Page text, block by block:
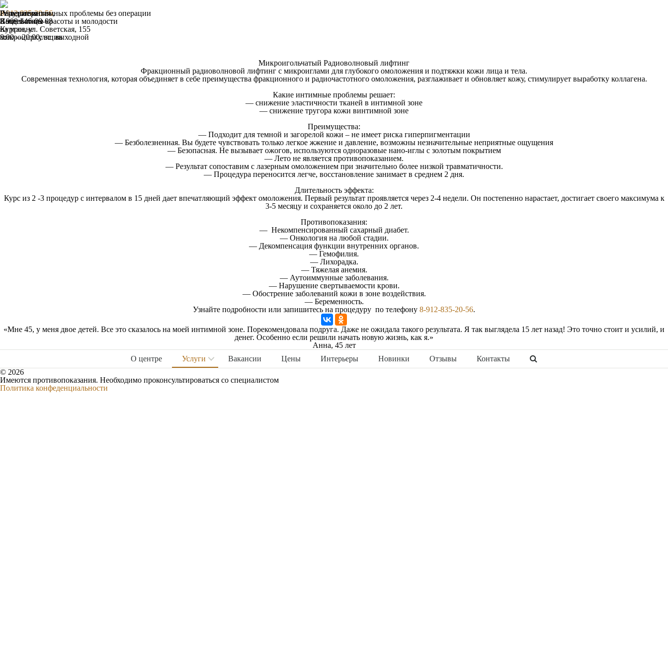
Гирудотерапия
Воздействие
на уровне
микроциркуляции
IV-терапия
Капельницы красоты и молодости
Решение интимных проблемы без операции
8 912 835-20-56,
8 909 146-08-08
Курган, ул. Советская, 155
8:00—20:00; вс: выходной
Микроигольчатый Радиоволновый лифтинг
Фракционный радиоволновой лифтинг с микроиглами для глубокого омоложения и подтяжки кожи лица и тела.
Современная технология, которая объединяет в себе преимущества фракционного и радиочастотного омоложения, разглаживает и обновляет кожу, стимулирует выработку коллагена.
Какие интимные проблемы решает:
— снижение эластичности тканей в интимной зоне
— снижение тругора кожи винтимной зоне
Преимущества:
— Подходит для темной и загорелой кожи – не имеет риска гиперпигментации
— Безболезненная. Вы будете чувствовать только легкое жжение и давление, возможны незначительные неприятные ощущения
— Безопасная. Не вызывает ожогов, используются одноразовые нано-иглы с золотым покрытием
— Лето не является противопоказанием.
— Результат сопоставим с лазерным омоложением при значительно более низкой травматичности.
— Процедура переносится легче, восстановление занимает в среднем 2 дня.
Длительность эффекта:
Курс из 2 -3 процедур с интервалом в 15 дней дает впечатляющий эффект омоложения. Первый результат проявляется через 2-4 недели. Он постепенно нарастает, достигает своего максимума к
3-5 месяцу и сохраняется около до 2 лет.
Противопоказания:
— Некомпенсированный сахарный диабет.
— Онкология на любой стадии.
— Декомпенсация функции внутренних органов.
— Гемофилия.
— Лихорадка.
— Тяжелая анемия.
— Аутоиммунные заболевания.
— Нарушение свертываемости крови.
— Обострение заболеваний кожи в зоне воздействия.
— Беременность.
Узнайте подробности или запишитесь на процедуру по телефону 8-912-835-20-56.
«Мне 45, у меня двое детей. Все это сказалось на моей интимной зоне. Порекомендовала подруга. Даже не ожидала такого результата. Я так выглядела 15 лет назад! Это точно стоит и усилий, и
денег. Особенно если решили начать новую жизнь, как я.»
Анна, 45 лет
О центре
Услуги Вакансии Цены Интерьеры Новинки Отзывы
Контакты
© 2026
Имеются противопоказания. Необходимо проконсультироваться со специалистом
Политика конфеденциальности